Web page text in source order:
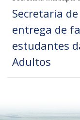
Secretaria
entrega de
estudantes
Adultos